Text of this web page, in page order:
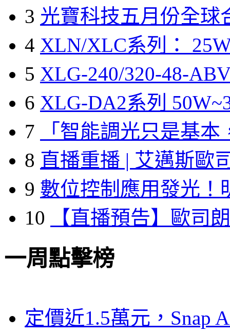
3 光寶科技五月份全球
4 XLN/XLC系列：
5 XLG-240/320-48-
6 XLG-DA2系列
7
「智能調光只是基本
8 直播重播 | 艾邁斯歐
9 數位控制應用發光！
10
【直播預告】歐司
一周點擊榜
定價近1.5萬元，Snap